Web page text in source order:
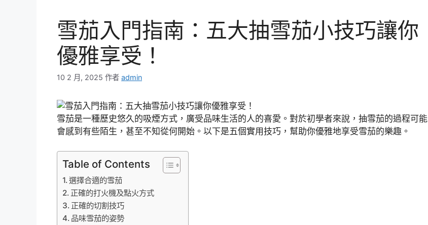
雪茄入門指南：五大抽雪茄小技巧讓你
優雅享受！
10 2 月, 2025 作者 admin
雪茄是一種歷史悠久的吸煙方式，廣受品味生活的人的喜愛。對於初學者來說，抽雪茄的過程可能
會感到有些陌生，甚至不知從何開始。以下是五個實用技巧，幫助你優雅地享受雪茄的樂趣。
Table of Contents
選擇合適的雪茄
正確的打火機及點火方式
正確的切割技巧
品味雪茄的姿勢